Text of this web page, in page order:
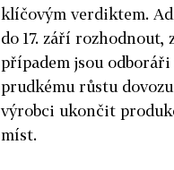
klíčovým verdiktem.
do 17. září rozhodnout,
případem jsou
prudkému růstu
výrobci ukončit
míst.